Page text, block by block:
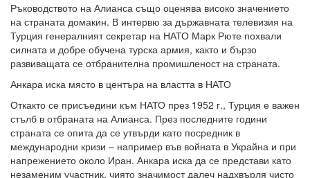
Ръководството на Алианса също оценява високо значението
на страната домакин. В интервю за държавната телевизия на
Турция генералният секретар на НАТО Марк Рюте похвали
силната и добре обучена турска армия, както и бързо
развиващата се отбранителна промишленост на страната.
Анкара иска място в центъра на властта в НАТО
Откакто се присъедини към НАТО през 1952 г., Турция е важен
стълб в отбраната на Алианса. През последните години
страната се опита да се утвърди като посредник в
международни кризи – например във войната в Украйна и при
напрежението около Иран. Анкара иска да се представи като
незаменим участник, чиято значимост далеч надхвърля чисто